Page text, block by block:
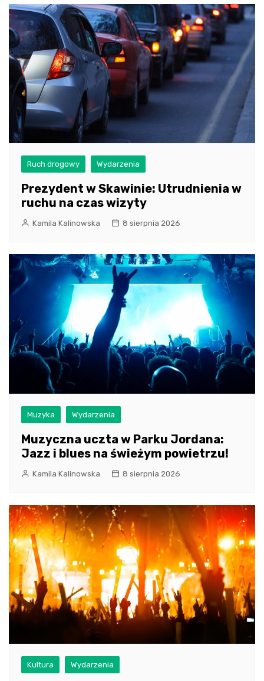
Ruch drogowy Wydarzenia
Prezydent w Skawinie: Utrudnienia w
ruchu na czas wizyty
Kamila Kalinowska 8 sierpnia 2026
Muzyka Wydarzenia
Muzyczna uczta w Parku Jordana:
Jazz i blues na świeżym powietrzu!
Kamila Kalinowska 8 sierpnia 2026
Kultura Wydarzenia